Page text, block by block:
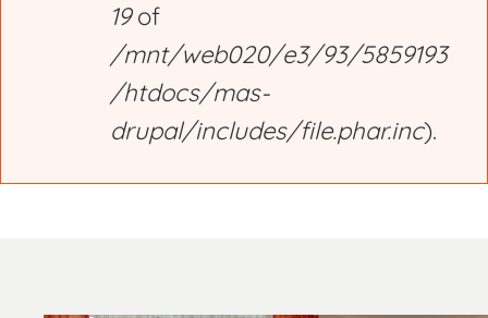
19of
/mnt/web020/e3/93/5859193
/htdocs/mas-
drupal/includes/file.phar.inc).